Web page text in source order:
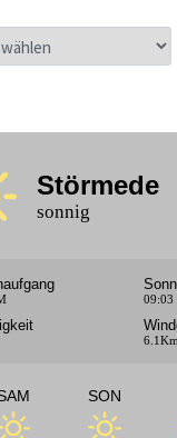
Störmede
sonnig
09:03
SON